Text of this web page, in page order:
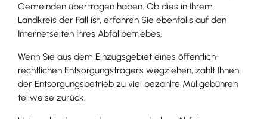
Gemeinden übertragen haben. Ob dies in Ihrem
Landkreis der Fall ist, erfahren Sie ebenfalls auf den
Internetseiten Ihres Abfallbetriebes.
Wenn Sie aus dem Einzugsgebiet eines öffentlich-
rechtlichen Entsorgungsträgers wegziehen, zahlt Ihnen
der Entsorgungsbetrieb zu viel bezahlte Müllgebühren
teilweise zurück.